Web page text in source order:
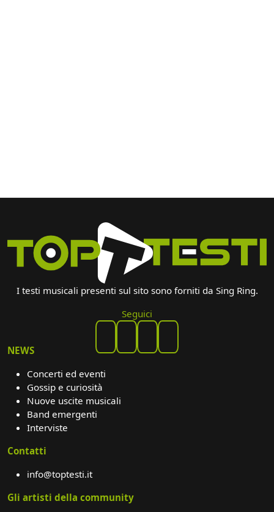
I testi musicali presenti sul sito sono forniti da Sing Ring.
Seguici
NEWS
Concerti ed eventi
Gossip e curiosità
Nuove uscite musicali
Band emergenti
Interviste
Contatti
info@toptesti.it
Gli artisti della community